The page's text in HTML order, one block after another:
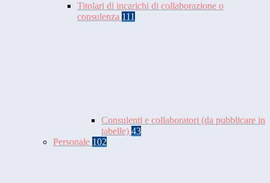
Titolari di incarichi di collaborazione o
consulenza 111
Consulenti e collaboratori (da pubblicare in
tabelle) 43
Personale 102